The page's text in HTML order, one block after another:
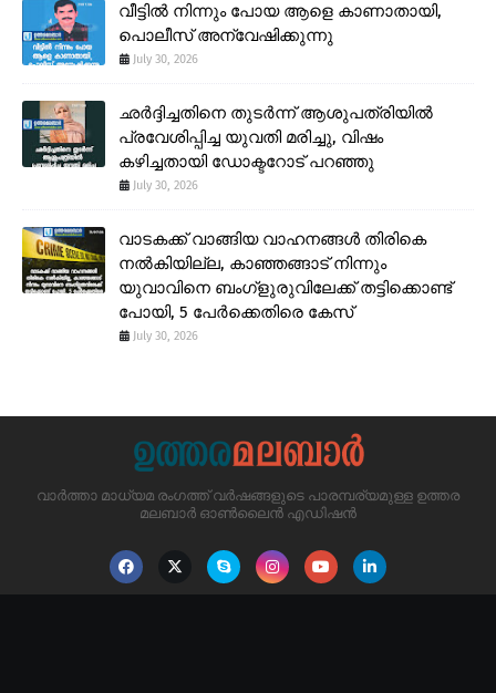
വീട്ടിൽ നിന്നും പോയ ആളെ കാണാതായി,
പൊലീസ് അന്വേഷിക്കുന്നു
July 30, 2026
ഛർദ്ദിച്ചതിനെ തുടർന്ന് ആശുപത്രിയിൽ
പ്രവേശിപ്പിച്ച യുവതി മരിച്ചു, വിഷം
കഴിച്ചതായി ഡോക്ടറോട് പറഞ്ഞു
July 30, 2026
വാടകക്ക് വാങ്ങിയ വാഹനങ്ങൾ തിരികെ
നൽകിയില്ല, കാഞ്ഞങ്ങാട് നിന്നും
യുവാവിനെ ബംഗ്ളുരുവിലേക്ക് തട്ടിക്കൊണ്ട്
പോയി, 5 പേർക്കെതിരെ കേസ്
July 30, 2026
വാർത്താ മാധ്യമ രംഗത്ത് വർഷങ്ങളുടെ പാരമ്പര്യമുള്ള ഉത്തര
മലബാർ ഓൺലൈൻ എഡിഷൻ